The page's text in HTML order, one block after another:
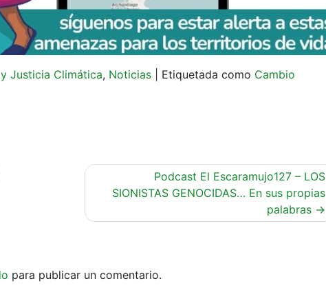
Justicia Climática, Noticias Etiquetada como Cambio
Podcast El Escaramujo127 – LOS
SIONISTAS GENOCIDAS… En sus propias
palabras
para publicar un comentario.